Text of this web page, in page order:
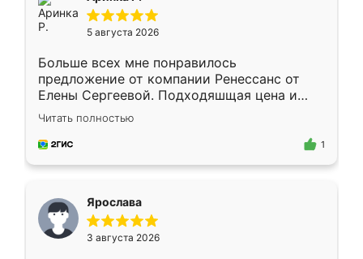
5 августа 2026
Больше всех мне понравилось
предложение от компании Ренессанс от
Елены Сергеевой. Подходяшщая цена и
короткие сроки изготовления. Приехавший
для замера сотрудник Владислав
предложил по моему эскизу самый
Читать полностью
1
Ярослава
3 августа 2026